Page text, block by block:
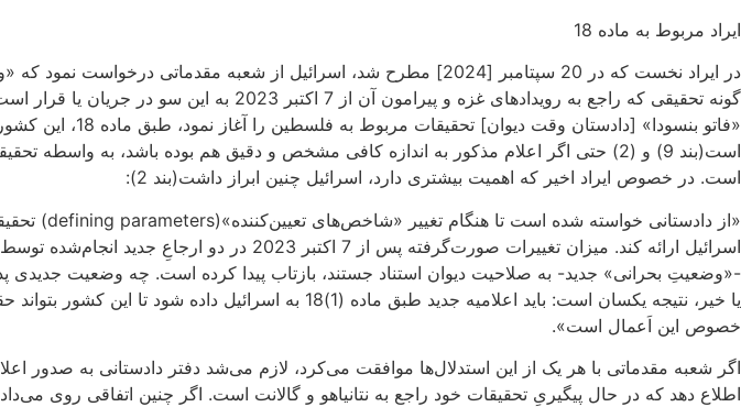
ایراد مربوط به ماده 18
است. در خصوص ایراد اخیر که اهمیت بیشتری دارد، اسرائیل چنین ابراز داشت(بند 2):
اسرائیل ارائه کند. میزان تغییرات صورت‌گرفته
-«وضعیتِ بحرانی» جدید- به صلاحیت دیوان استناد جستند، بازتاب پیدا کرده است. چه وضعیت جدیدی
خصوص این اَعمال است».
اطلاع دهد که در حال پیگیریِ تحقیقات خود راجع به نتانیاهو و گالانت است. اگر چنین اتفاقی روی